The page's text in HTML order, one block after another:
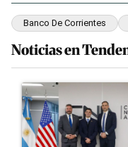
Banco De Corrientes
Noticias en
Este listado muestra los
Un artículo de